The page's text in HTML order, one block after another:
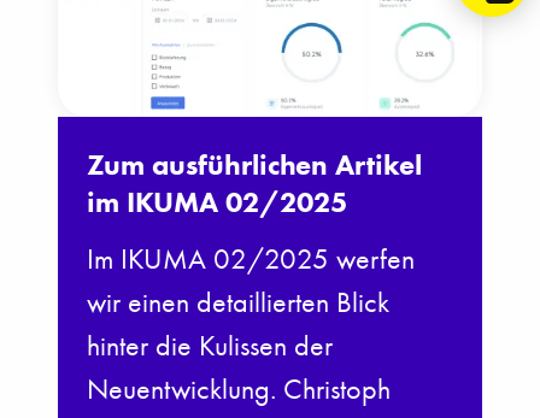
Zum ausführlichen Artikel
im IKUMA 02/2025
Im IKUMA 02/2025 werfen
wir einen detaillierten Blick
hinter die Kulissen der
Neuentwicklung. Christoph